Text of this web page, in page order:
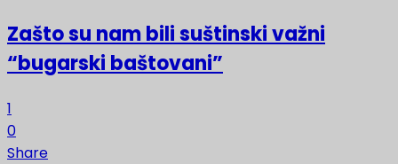
Zašto su nam bili suštinski važni
“bugarski baštovani”
1
0
Share